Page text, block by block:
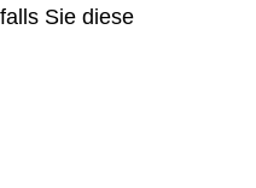
Sie diese